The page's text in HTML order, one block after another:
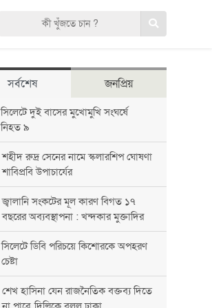
সর্বশেষ জনপ্রিয়
সিলেটে দুই বাসের মুখোমুখি সংঘর্ষে
নিহত ৯
শহীদ রুদ্র সেনের নামে স্কলারশিপ ঘোষণা
শাবিপ্রবি উপাচার্যের
জ্বালানি সংকটের মূল কারণ বিগত ১৭
বছরের অব্যবস্থাপনা : খন্দকার মুক্তাদির
সিলেটে ডিবি পরিচয়ে কিশোরকে অপহরণ
চেষ্টা
শেখ হাসিনা যেন রাজনৈতিক বক্তব্য দিতে